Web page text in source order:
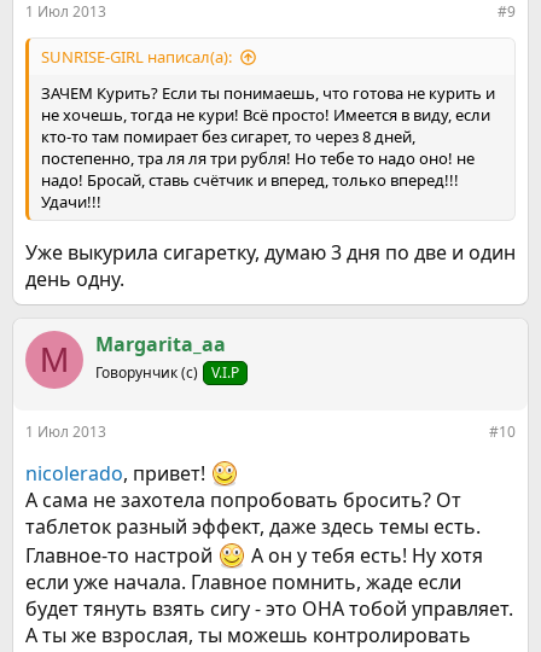
1 Июл 2013 #9
SUNRISE-GIRL написал(а):
ЗАЧЕМ Курить? Если ты понимаешь, что готова не курить и
не хочешь, тогда не кури! Всё просто! Имеется в виду, если
кто-то там помирает без сигарет, то через 8 дней,
постепенно, тра ля ля три рубля! Но тебе то надо оно! не
надо! Бросай, ставь счётчик и вперед, только вперед!!!
Удачи!!!
Уже выкурила сигаретку, думаю 3 дня по две и один
день одну.
M Margarita_aa
Говорунчик (с) V.I.P
1 Июл 2013 #10
nicolerado, привет!
А сама не захотела попробовать бросить? От
таблеток разный эффект, даже здесь темы есть.
Главное-то настрой
А он у тебя есть! Ну хотя
если уже начала. Главное помнить, жаде если
будет тянуть взять сигу - это ОНА тобой управляет.
А ты же взрослая, ты можешь контролировать